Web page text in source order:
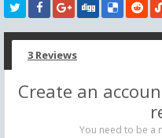
3 Reviews
Create an
You need to be a